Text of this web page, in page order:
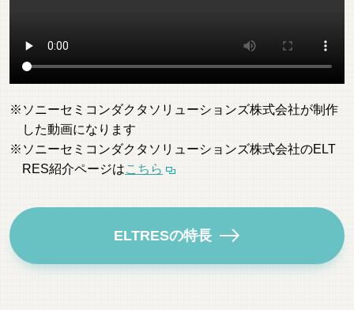
ソニーセミコンダクタソリューションズ株式会社が制作
した動画になります
ソニーセミコンダクタソリューションズ株式会社のELT
RES紹介ページはこちら
ELTRESの特長